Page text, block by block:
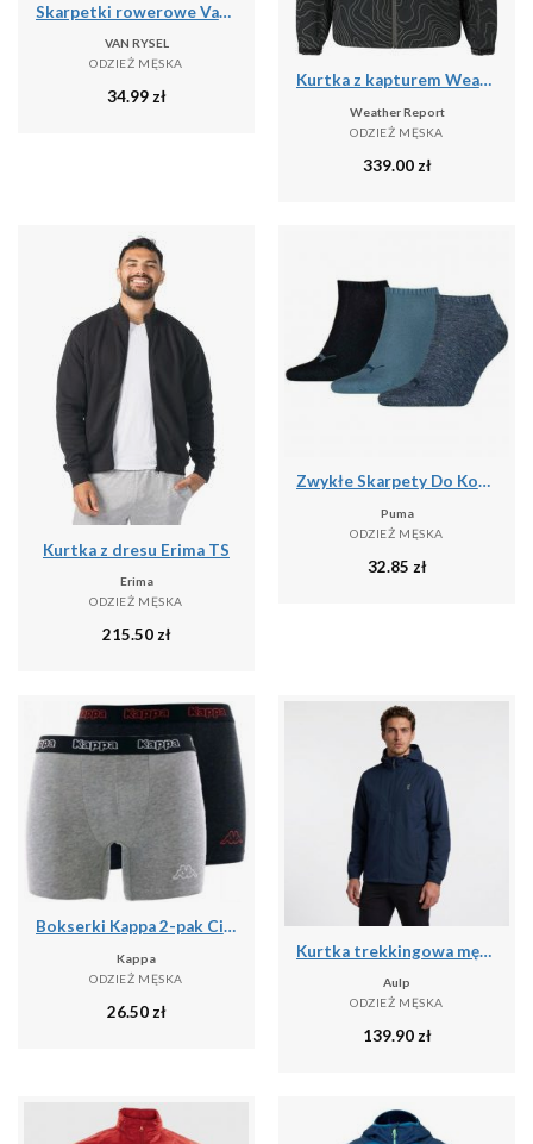
Skarpetki rowerowe Van Rysel 500 zimowe
VAN RYSEL
ODZIEŻ MĘSKA
34.99zł
Kurtka z kapturem Weather Report Delton Aop AWG W-PRO 15000
Weather Report
ODZIEŻ MĘSKA
339.00 zł
Kurtka z dresu Erima TS
Erima
ODZIEŻ MĘSKA
215.50zł
Zwykłe Skarpety Do Kostki Unisex Dla Dorosłych (zestaw 3 Sztuk)
Puma
ODZIEŻ MĘSKA
32.85 zł
Bokserki Kappa 2-pak Ciemnoszary-Jasnoszary Ciemnoszary/szary St.
Kappa
ODZIEŻ MĘSKA
26.50 zł
Kurtka trekkingowa męska wodoodporna AULP DOLAN rozpinana z kapturem
Aulp
ODZIEŻ MĘSKA
139.90zł